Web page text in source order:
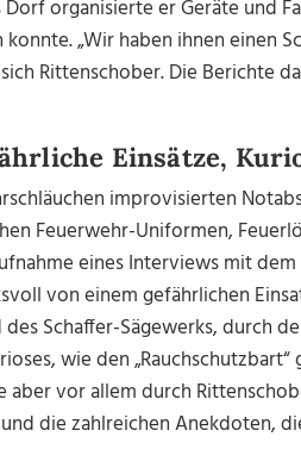
organisierte er Geräte und
„Wir haben ihnen einen
Rittenschober. Die Berichte
Einsätze,
improvisierten
Feuerwehr-Uniformen,
eines Interviews mit
von einem gefährlichen
Schaffer-Sägewerks, durch
wie den
vor allem durch
die zahlreichen Anekdoten,